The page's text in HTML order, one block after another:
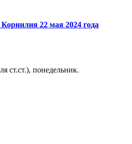
22 мая 2024 года
ст.ст.), понедельник.